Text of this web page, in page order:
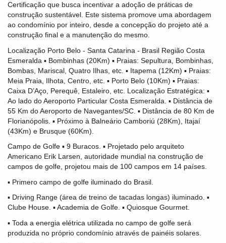
Certificação que busca incentivar a adoção de práticas de
construção sustentável. Este sistema promove uma abordagem
ao condomínio por inteiro, desde a concepção do projeto até a
construção final e a manutenção do mesmo.
Localização Porto Belo - Santa Catarina - Brasil Região Costa
Esmeralda ▪ Bombinhas (20Km) ▪ Praias: Sepultura, Bombinhas,
Bombas, Mariscal, Quatro Ilhas, etc. ▪ Itapema (12Km) ▪ Praias:
Meia Praia, Ilhota, Centro, etc. ▪ Porto Belo (10Km) ▪ Praias:
Caixa D’Aço, Perequê, Estaleiro, etc. Localização Estratégica: ▪
Ao lado do Aeroporto Particular Costa Esmeralda. ▪ Distância de
55 Km do Aeroporto de Navegantes/SC. ▪ Distância de 80 Km de
Florianópolis. ▪ Próximo à Balneário Camboriú (28Km), Itajaí
(43Km) e Brusque (60Km).
Campo de Golfe ▪ 9 Buracos. ▪ Projetado pelo arquiteto
Americano Erik Larsen, autoridade mundial na construção de
campos de golfe, projetou mais de 100 campos em 14 países.
▪ Primero campo de golfe iluminado do Brasil.
▪ Driving Range (área de treino de tacadas longas) iluminado. ▪
Clube House. ▪ Academia de Golfe. ▪ Quiosque Gourmet.
▪ Toda a energia elétrica utilizada no campo de golfe será
produzida no próprio condomínio através de painéis solares.